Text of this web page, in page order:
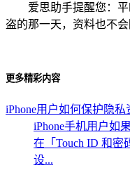
爱思助手提醒您：平
盗的那一天，资料也不会
更多精彩内容
iPhone用户如何保护隐私
iPhone手机用户如
在「Touch ID 和密
设...